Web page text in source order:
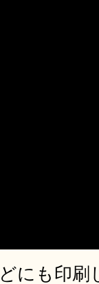
にも印